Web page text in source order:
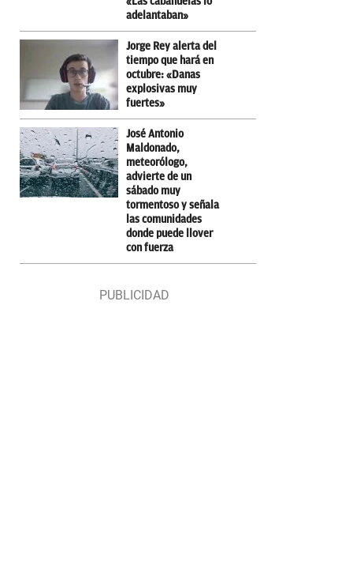
adelantaban»
Jorge Rey alerta del
tiempo que hará en
octubre: «Danas
explosivas muy
fuertes»
José Antonio
Maldonado,
meteorólogo,
advierte de un
sábado muy
tormentoso y señala
las comunidades
donde puede llover
con fuerza